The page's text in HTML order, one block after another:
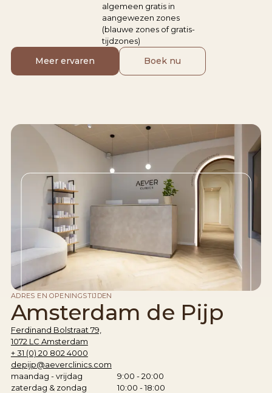
algemeen gratis in
aangewezen zones
(blauwe zones of gratis-
tijdzones)
Meer ervaren Boek nu
ADRES EN OPENINGSTIJDEN
Amsterdam de Pijp
Ferdinand Bolstraat 79,
1072 LC Amsterdam
+ 31 (0) 20 802 4000
depijp@aeverclinics.com
maandag - vrijdag
9:00 - 20:00
zaterdag & zondag
10:00 - 18:00